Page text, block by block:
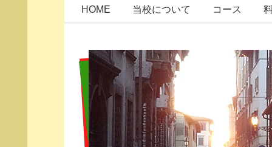
お問合せ／資料請求
HOME 当校について コース